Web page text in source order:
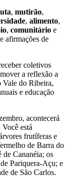
, mutirão,
, alimento,
, comunitário e
afirmações de
coletivos
a reflexão a
Vale do Ribeira,
e educação
acontecerá
está
frutíferas e
de Barra do
Cananéia; os
Pariquera-Açu; e
de São Carlos.